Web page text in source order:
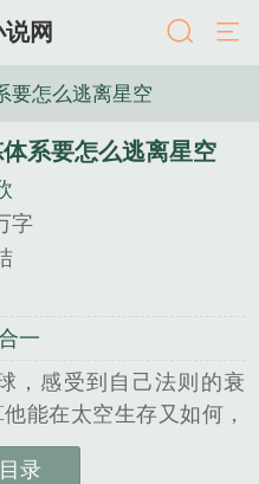
网
要怎么逃离星空
系要怎么逃离星空
字
一
，感受到自己法则的衰
能在太空生存又如何，
提离开自己的星系法则
灵梭中沉睡看天意，要
录